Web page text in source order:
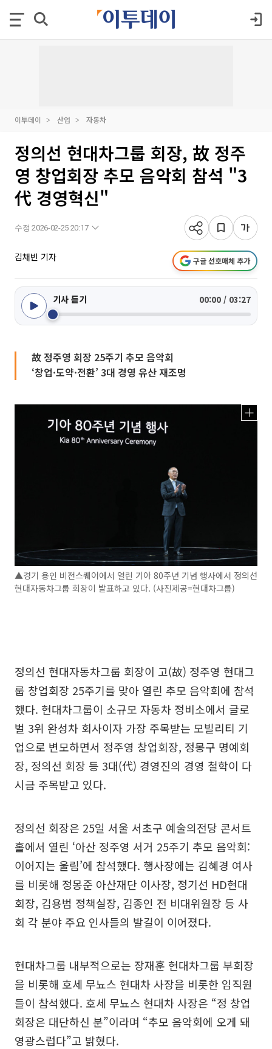
이투데이 산업 자동차
정의선 현대차그룹 회장, 故 정주
영 창업회장 추모 음악회 참석 "3
代 경영혁신"
수정 2026-02-25 20:17
김채빈 기자 구글 선호매체 추가
기사 듣기 00:00 / 03:27
故 정주영 회장 25주기 추모 음악회
‘창업·도약·전환’ 3대 경영 유산 재조명
▲경기 용인 비전스퀘어에서 열린 기아 80주년 기념 행사에서 정의선
현대자동차그룹 회장이 발표하고 있다. (사진제공=현대차그룹)
정의선 현대자동차그룹 회장이 고(故) 정주영 현대그
룹 창업회장 25주기를 맞아 열린 추모 음악회에 참석
했다. 현대차그룹이 소규모 자동차 정비소에서 글로
벌 3위 완성차 회사이자 가장 주목받는 모빌리티 기
업으로 변모하면서 정주영 창업회장, 정몽구 명예회
장, 정의선 회장 등 3대(代) 경영진의 경영 철학이 다
시금 주목받고 있다.
정의선 회장은 25일 서울 서초구 예술의전당 콘서트
홀에서 열린 ‘아산 정주영 서거 25주기 추모 음악회:
이어지는 울림’에 참석했다. 행사장에는 김혜경 여사
를 비롯해 정몽준 아산재단 이사장, 정기선 HD현대
회장, 김용범 정책실장, 김종인 전 비대위원장 등 사
회 각 분야 주요 인사들의 발길이 이어졌다.
현대차그룹 내부적으로는 장재훈 현대차그룹 부회장
을 비롯해 호세 무뇨스 현대차 사장을 비롯한 임직원
들이 참석했다. 호세 무뇨스 현대차 사장은 “정 창업
회장은 대단하신 분”이라며 “추모 음악회에 오게 돼
영광스럽다”고 밝혔다.